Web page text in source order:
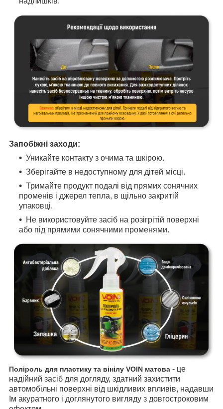
Запобіжні заходи:
Уникайте контакту з очима та шкірою.
Зберігайте в недоступному для дітей місці.
Тримайте продукт подалі від прямих сонячних
променів і джерел тепла, в щільно закритій
упаковці.
Не використовуйте засіб на розігрітій поверхні
або під прямими сонячними променями.
Поліроль для пластику та вінілу VOIN матова - це
надійний засіб для догляду, здатний захистити
автомобільні поверхні від шкідливих впливів, надавши
їм акуратного і доглянутого вигляду з довгостроковим